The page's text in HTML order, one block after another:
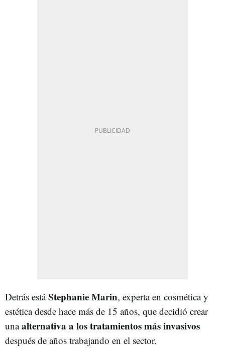
Detrás estáStephanie Marin, experta en cosmética y
estética desde hace más de 15 años, que decidió crear
unaalternativa a los tratamientos más invasivos
después de años trabajando en el sector.